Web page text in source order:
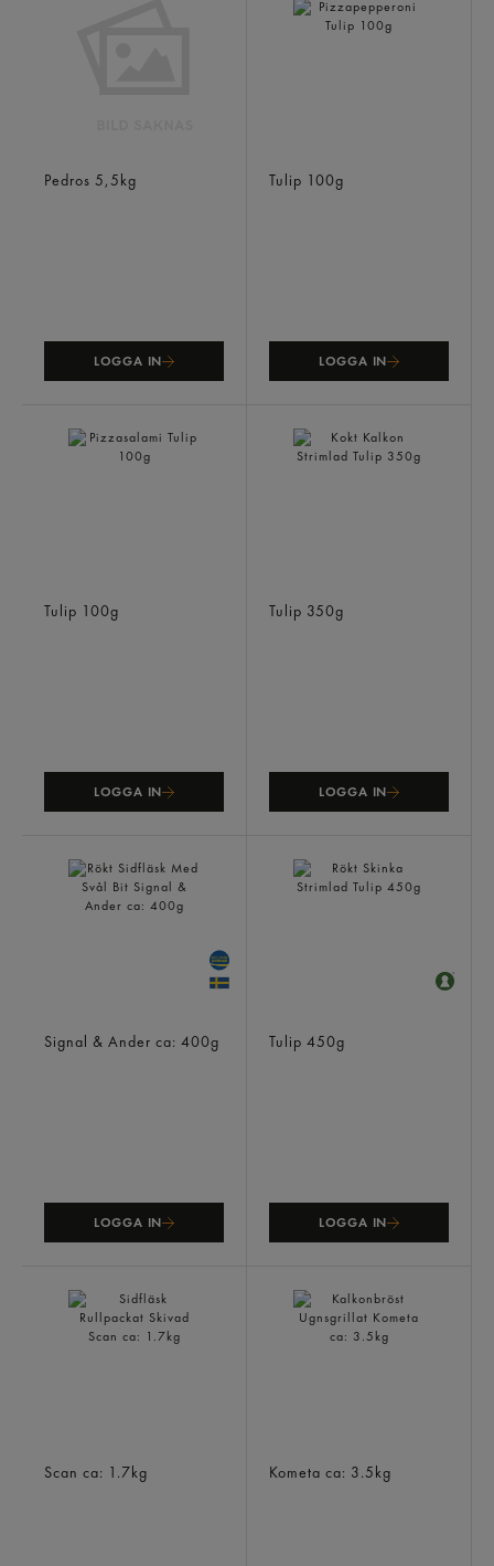
Pedros 5,5kg
LOGGA IN
Tulip 100g
LOGGA IN
Tulip 100g
LOGGA IN
Tulip 350g
LOGGA IN
Signal & Ander ca: 400g
LOGGA IN
Tulip 450g
LOGGA IN
Scan ca: 1.7kg Kometa ca: 3.5kg